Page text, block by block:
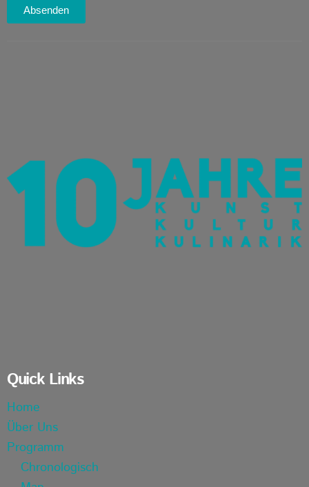
Absenden
Quick Links
Home
Über Uns
Programm
Chronologisch